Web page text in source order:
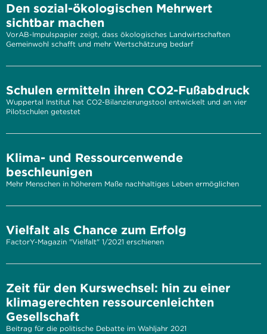
Den sozial-ökologischen Mehrwert
sichtbar machen
VorAB-Impulspapier zeigt, dass ökologisches Landwirtschaften
Gemeinwohl schafft und mehr Wertschätzung bedarf
Schulen ermitteln ihren CO2-Fußabdruck
Wuppertal Institut hat CO2-Bilanzierungstool entwickelt und an vier
Pilotschulen getestet
Klima- und Ressourcenwende
beschleunigen
Mehr Menschen in höherem Maße nachhaltiges Leben ermöglichen
Vielfalt als Chance zum Erfolg
FactorY-Magazin "Vielfalt" 1/2021 erschienen
Zeit für den Kurswechsel: hin zu einer
klimagerechten ressourcenleichten
Gesellschaft
Beitrag für die politische Debatte im Wahljahr 2021